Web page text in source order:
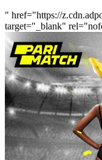
" href="https://
target="_blank"